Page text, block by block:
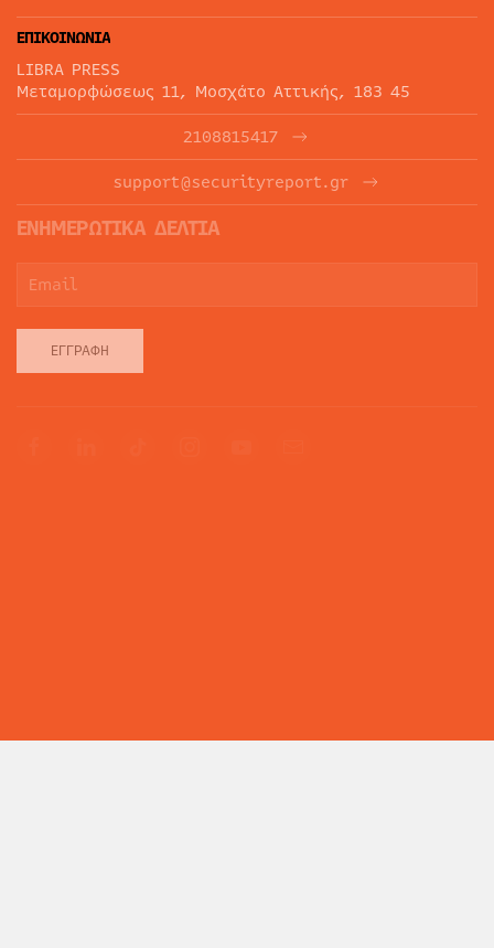
ΕΠΙΚΟΙΝΩΝΙΑ
LIBRA PRESS
Μεταμορφώσεως 11, Μοσχάτο Αττικής, 183 45
2108815417
support@securityreport.gr
ΕΝΗΜΕΡΩΤΙΚΑ ΔΕΛΤΙΑ
ΕΓΓΡΑΦΉ